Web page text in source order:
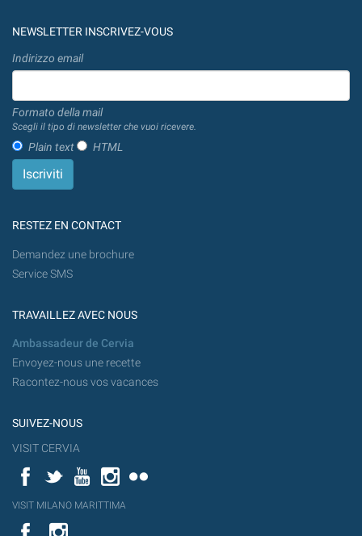
NEWSLETTER INSCRIVEZ-VOUS
Indirizzo email
Formato della mail
Scegli il tipo di newsletter che vuoi ricevere.
Plain text HTML
RESTEZ EN CONTACT
Demandez une brochure
Service SMS
TRAVAILLEZ AVEC NOUS
Ambassadeur de Cervia
Envoyez-nous une recette
Racontez-nous vos vacances
SUIVEZ-NOUS
VISIT CERVIA
FacebookTwitterYouTubeInstagram
YouT
VISIT MILANO MARITTIMA
Flick
VISITYouTube